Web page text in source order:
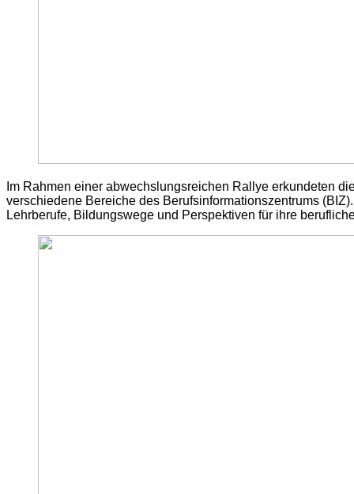
Im Rahmen einer abwechslungsreichen Rallye erkundeten
verschiedene Bereiche des Berufsinformationszentrums
Lehrberufe, Bildungswege und Perspektiven für ihre